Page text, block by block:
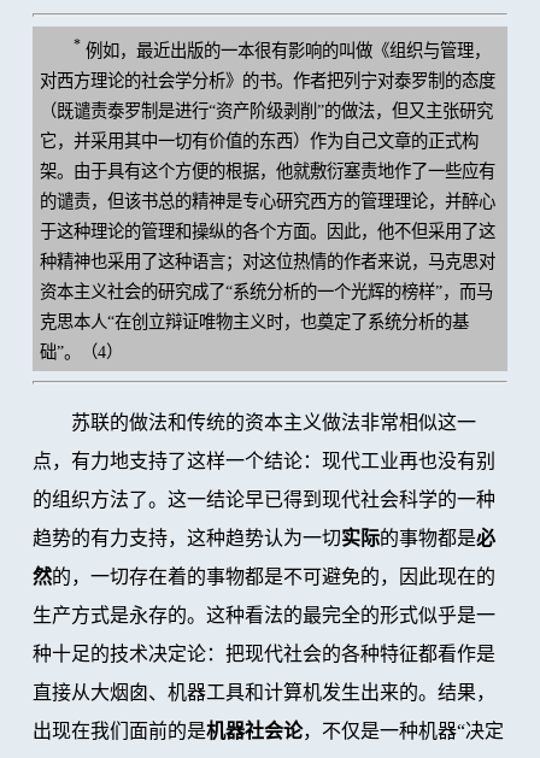
* 例如，最近出版的一本很有影响的叫做《组织与管理，
对西方理论的社会学分析》的书。作者把列宁对泰罗制的态度
（既谴责泰罗制是进行“资产阶级剥削”的做法，但又主张研究
它，并采用其中一切有价值的东西）作为自己文章的正式构
架。由于具有这个方便的根据，他就敷衍塞责地作了一些应有
的谴责，但该书总的精神是专心研究西方的管理理论，并醉心
于这种理论的管理和操纵的各个方面。因此，他不但采用了这
种精神也采用了这种语言；对这位热情的作者来说，马克思对
资本主义社会的研究成了“系统分析的一个光辉的榜样”，而马
克思本人“在创立辩证唯物主义时，也奠定了系统分析的基
础”。（4）
苏联的做法和传统的资本主义做法非常相似这一
点，有力地支持了这样一个结论：现代工业再也没有别
的组织方法了。这一结论早已得到现代社会科学的一种
趋势的有力支持，这种趋势认为一切实际的事物都是必
然的，一切存在着的事物都是不可避免的，因此现在的
生产方式是永存的。这种看法的最完全的形式似乎是一
种十足的技术决定论：把现代社会的各种特征都看作是
直接从大烟囱、机器工具和计算机发生出来的。结果，
出现在我们面前的是机器社会论，不仅是一种机器“决定